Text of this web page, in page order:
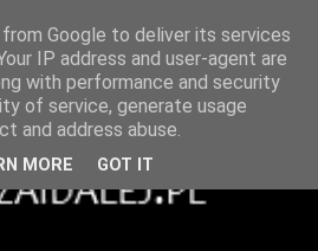
Google to deliver its services
IP address and user-agent are
with performance and security
of service, generate usage
and address abuse.
MORE GOT IT